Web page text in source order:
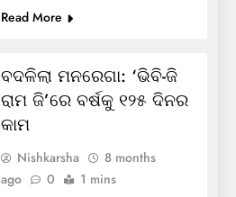
Read More
ବଦଳିଲା ମନରେଗା: ‘ଭିବି-ଜି
ରାମ ଜି’ରେ ବର୍ଷକୁ ୧୨୫ ଦିନର
କାମ
Nishkarsha
8 months
ago
0 1 mins